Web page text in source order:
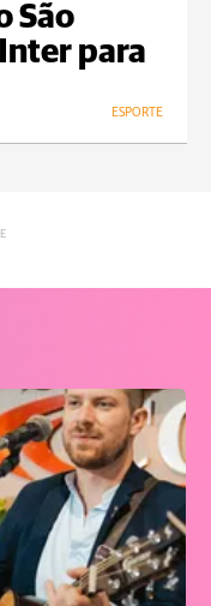
São
para
ESPORTE